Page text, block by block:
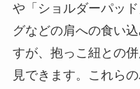
や「ショルダーパッ
グなどの肩への食い
すが、抱っこ紐との
見できます。これら